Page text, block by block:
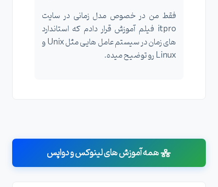
فقط من در خصوص مدل زمانی در سایت
itpro فیلم آموزش قرار دادم که استاندارد
های زمان در سیستم عامل هایی مثل Unix و
Linux رو توضیح میده.
همه آموزش های لینوکس و دواپس